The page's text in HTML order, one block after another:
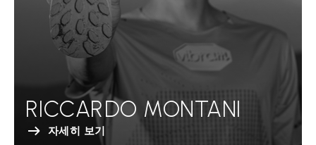
RICCARDO MONTANI
자세히 보기